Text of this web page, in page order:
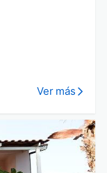
Ver más